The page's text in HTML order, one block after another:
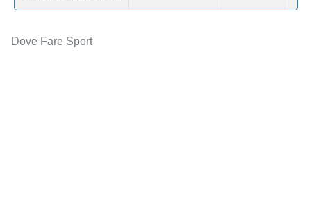
Dove Fare Sport